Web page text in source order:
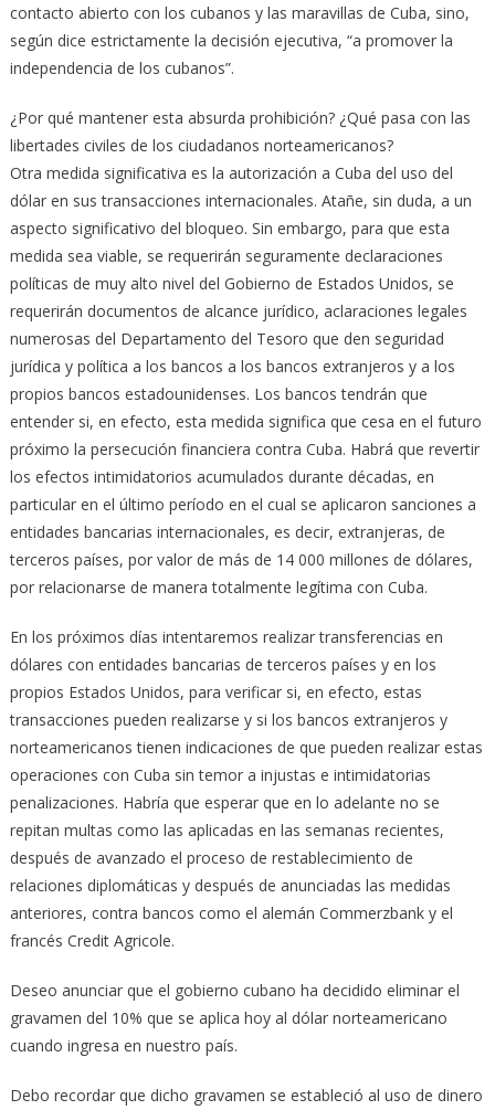
contacto abierto con los cubanos y las maravillas de Cuba, sino,
según dice estrictamente la decisión ejecutiva, “a promover la
independencia de los cubanos”.
¿Por qué mantener esta absurda prohibición? ¿Qué pasa con las
libertades civiles de los ciudadanos norteamericanos?
Otra medida significativa es la autorización a Cuba del uso del
dólar en sus transacciones internacionales. Atañe, sin duda, a un
aspecto significativo del bloqueo. Sin embargo, para que esta
medida sea viable, se requerirán seguramente declaraciones
políticas de muy alto nivel del Gobierno de Estados Unidos, se
requerirán documentos de alcance jurídico, aclaraciones legales
numerosas del Departamento del Tesoro que den seguridad
jurídica y política a los bancos a los bancos extranjeros y a los
propios bancos estadounidenses. Los bancos tendrán que
entender si, en efecto, esta medida significa que cesa en el futuro
próximo la persecución financiera contra Cuba. Habrá que revertir
los efectos intimidatorios acumulados durante décadas, en
particular en el último período en el cual se aplicaron sanciones a
entidades bancarias internacionales, es decir, extranjeras, de
terceros países, por valor de más de 14 000 millones de dólares,
por relacionarse de manera totalmente legítima con Cuba.
En los próximos días intentaremos realizar transferencias en
dólares con entidades bancarias de terceros países y en los
propios Estados Unidos, para verificar si, en efecto, estas
transacciones pueden realizarse y si los bancos extranjeros y
norteamericanos tienen indicaciones de que pueden realizar estas
operaciones con Cuba sin temor a injustas e intimidatorias
penalizaciones. Habría que esperar que en lo adelante no se
repitan multas como las aplicadas en las semanas recientes,
después de avanzado el proceso de restablecimiento de
relaciones diplomáticas y después de anunciadas las medidas
anteriores, contra bancos como el alemán Commerzbank y el
francés Credit Agricole.
Deseo anunciar que el gobierno cubano ha decidido eliminar el
gravamen del 10% que se aplica hoy al dólar norteamericano
cuando ingresa en nuestro país.
Debo recordar que dicho gravamen se estableció al uso de dinero